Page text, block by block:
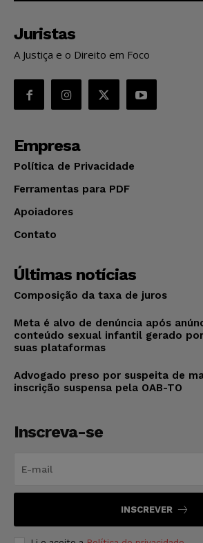
Juristas
A Justiça e o Direito em Foco
Empresa
Política de Privacidade
Ferramentas para PDF
Apoiadores
Contato
Últimas notícias
Composição da taxa de juros
Meta é alvo de denúncia após
conteúdo sexual infantil gerado
suas plataformas
Advogado preso por suspeita de
inscrição suspensa pela OAB-TO
Inscreva-se
INSCREVER